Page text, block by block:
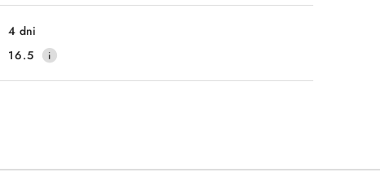
4 dni
16.5